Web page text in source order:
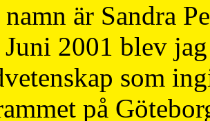
är Sandra
Juni 2001 blev
som
på